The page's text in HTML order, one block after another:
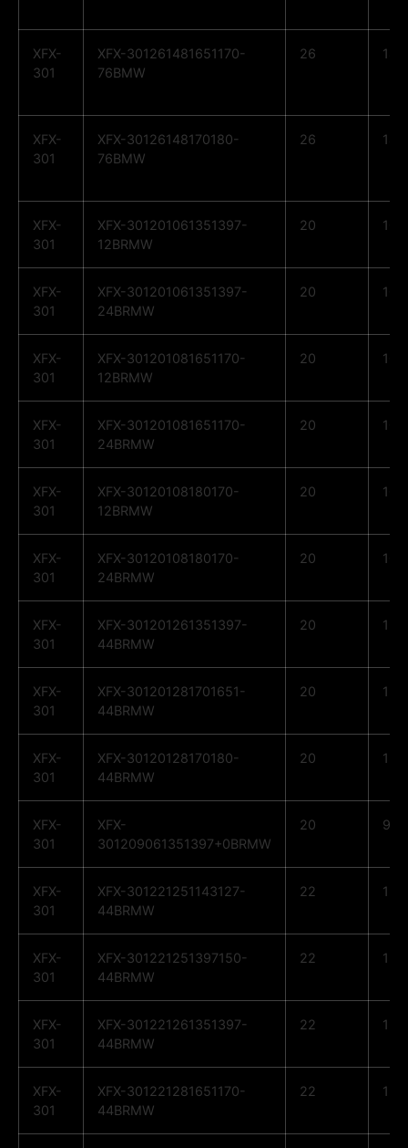
XFX-
301
XFX-301261481651170-
76BMW
26 14
XFX-
301
XFX-30126148170180-
76BMW
26 14
XFX-
301
XFX-301201061351397-
12BRMW
20 10
XFX-
301
XFX-301201061351397-
24BRMW
20 10
XFX-
301
XFX-301201081651170-
12BRMW
20 10
XFX-
301
XFX-301201081651170-
24BRMW
20 10
XFX-
301
XFX-30120108180170-
12BRMW
20 10
XFX-
301
XFX-30120108180170-
24BRMW
20 10
XFX-
301
XFX-301201261351397-
44BRMW
20 12
XFX-
301
XFX-301201281701651-
44BRMW
20 12
XFX-
301
XFX-30120128170180-
44BRMW
20 12
XFX-
301
XFX-
301209061351397+0BRMW
20 9
XFX-
301
XFX-301221251143127-
44BRMW
22 12
XFX-
301
XFX-301221251397150-
44BRMW
22 12
XFX-
301
XFX-301221261351397-
44BRMW
22 12
XFX-
301
XFX-301221281651170-
44BRMW
22 12